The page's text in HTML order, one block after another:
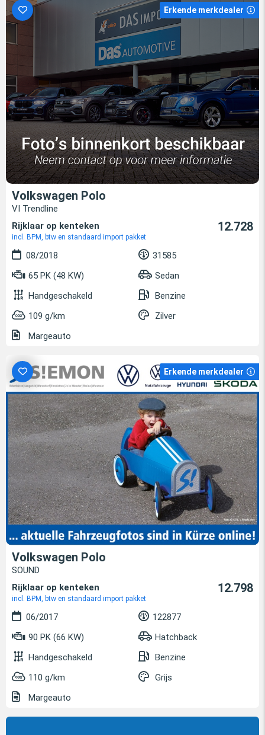
Erkende merkdealer
Volkswagen Polo
VI Trendline
Rijklaar op kenteken
incl. BPM, btw en standaard import pakket
12.728
08/2018
31585
65 PK (48 KW)
Sedan
Handgeschakeld
Benzine
109 g/km
Zilver
Margeauto
Erkende merkdealer
Volkswagen Polo
SOUND
Rijklaar op kenteken
incl. BPM, btw en standaard import pakket
12.798
06/2017
122877
90 PK (66 KW)
Hatchback
Handgeschakeld
Benzine
110 g/km
Grijs
Margeauto